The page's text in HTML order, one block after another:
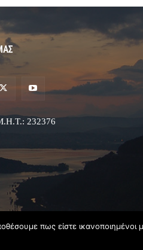
232376
πως είστε ικανοποιημένοι